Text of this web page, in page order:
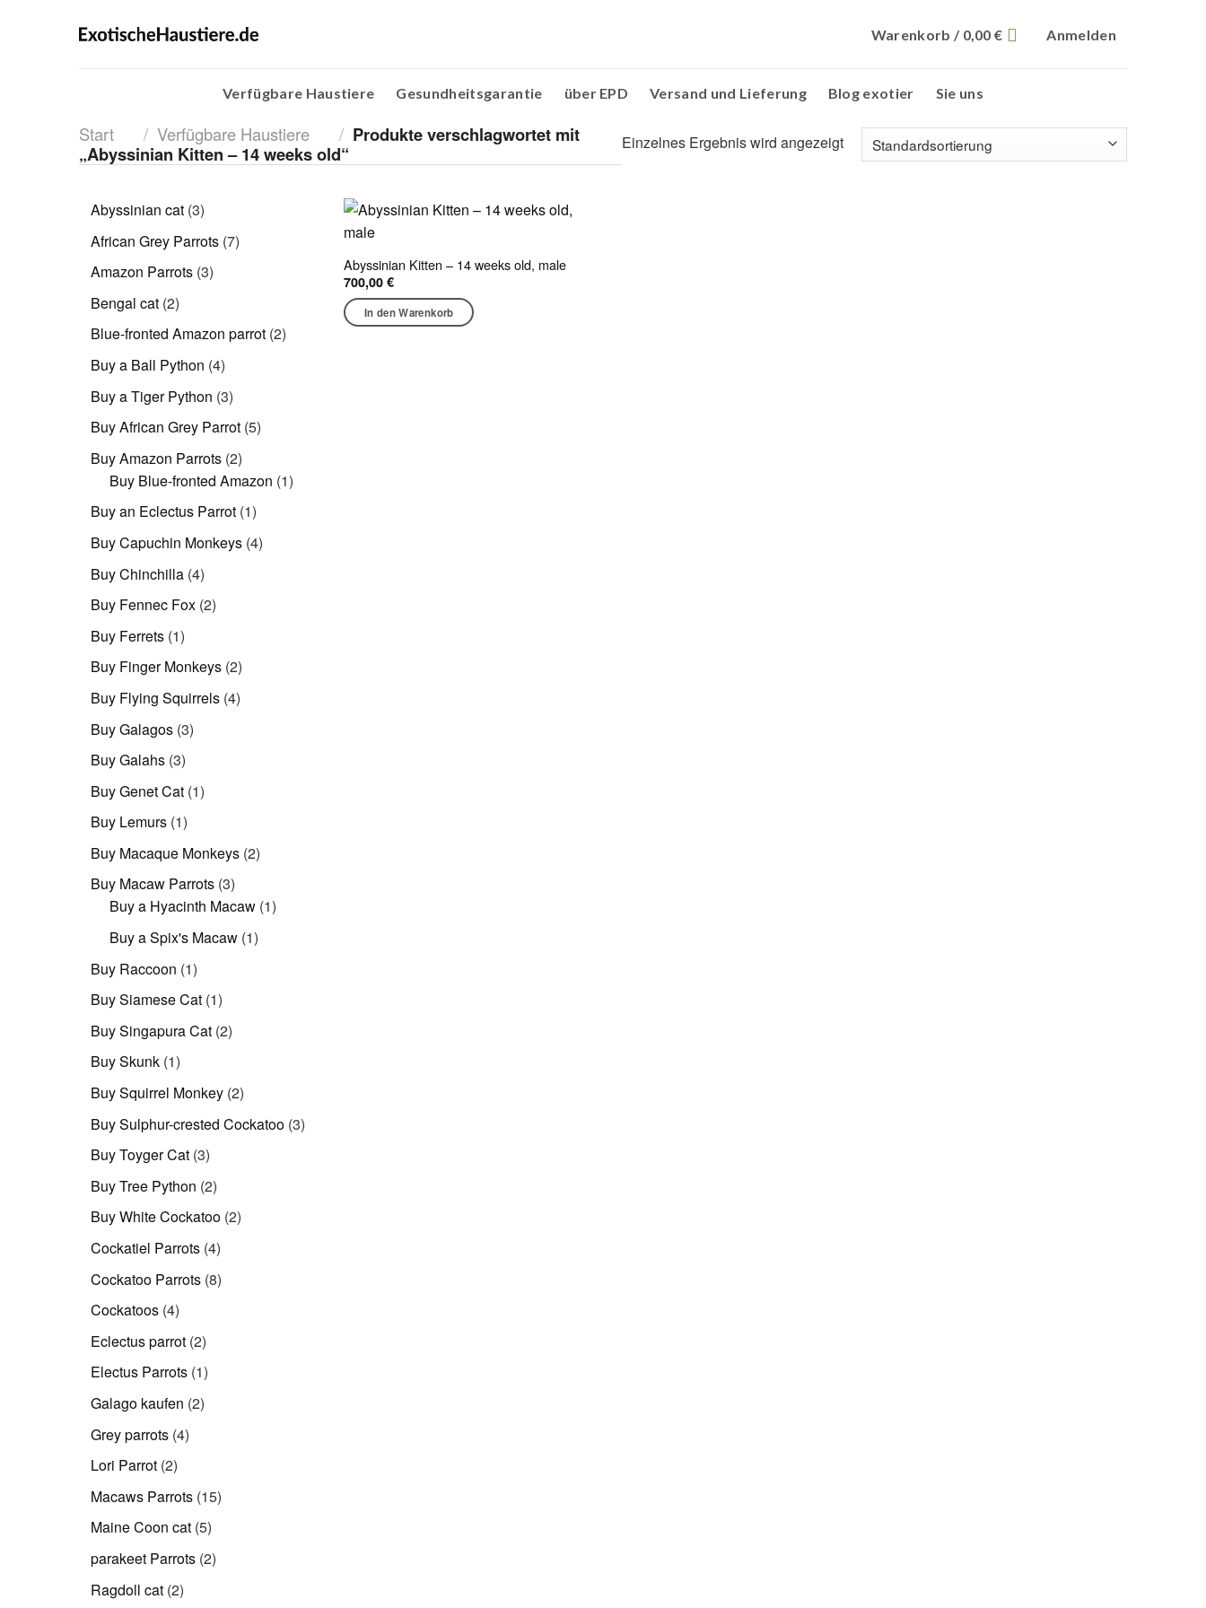
Warenkorb / 0,00€ Anmelden
Verfügbare Haustiere Gesundheitsgarantie über EPD Versand und Lieferung Blog exotier Sie uns
Start / Verfügbare Haustiere / Produkte verschlagwortet mit
„Abyssinian Kitten – 14 weeks old“
Einzelnes Ergebnis wird angezeigt
Abyssinian cat 33
Produkte
African Grey Parrots 77
Amazon Parrots 33
Bengal cat 22
Produkte
Blue-fronted Amazon parrot 22
Buy a Ball Python 44
Produkte
Buy a Tiger Python 33
Produkte
Buy African Grey Parrot 55
Buy Amazon Parrots 22
Produkte
Buy Blue-fronted Amazon 11
Buy an Eclectus Parrot 11
Produkt
Buy Capuchin Monkeys 44
Buy Chinchilla 44
Produkte
Buy Fennec Fox 22
Buy Ferrets 11
Produkt
Buy Finger Monkeys 22
Produkte
Buy Flying Squirrels 44
Buy Galagos 33
Buy Galahs 33
Produkte
Buy Genet Cat 11
Buy Lemurs 11
Produkt
Buy Macaque Monkeys 22
Buy Macaw Parrots 33
Produkte
Buy a Hyacinth Macaw 11
Buy a Spix's Macaw 11
Buy Raccoon 11
Produkt
Buy Siamese Cat 11
Produkt
Buy Singapura Cat 22
Buy Skunk 11
Produkt
Buy Squirrel Monkey 22
Produkte
Buy Sulphur-crested Cockatoo 33
Buy Toyger Cat 33
Produkte
Buy Tree Python 22
Produkte
Buy White Cockatoo 22
Cockatiel Parrots 44
Produkte
Cockatoo Parrots 88
Cockatoos 44
Produkte
Eclectus parrot 22
Produkte
Electus Parrots 11
Galago kaufen 22
Grey parrots 44
Lori Parrot 22
Produkte
Macaws Parrots 1515
Maine Coon cat 55
Produkte
parakeet Parrots 22
Ragdoll cat 22
Abyssinian Kitten – 14 weeks old, male
700,00€
In den Warenkorb